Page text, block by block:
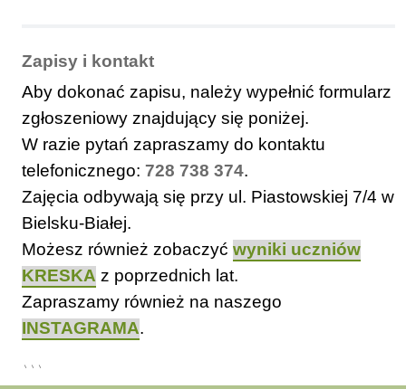
Zapisy i kontakt
Aby dokonać zapisu, należy wypełnić formularz
zgłoszeniowy znajdujący się poniżej.
W razie pytań zapraszamy do kontaktu
telefonicznego: 728 738 374.
Zajęcia odbywają się przy ul. Piastowskiej 7/4 w
Bielsku-Białej.
Możesz również zobaczyć wyniki uczniów
KRESKA z poprzednich lat.
Zapraszamy również na naszego
INSTAGRAMA.
```